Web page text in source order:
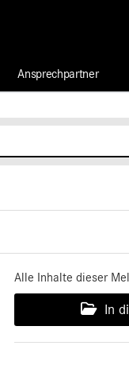
Ansprechpartner
Alle Inhalte dieser
In